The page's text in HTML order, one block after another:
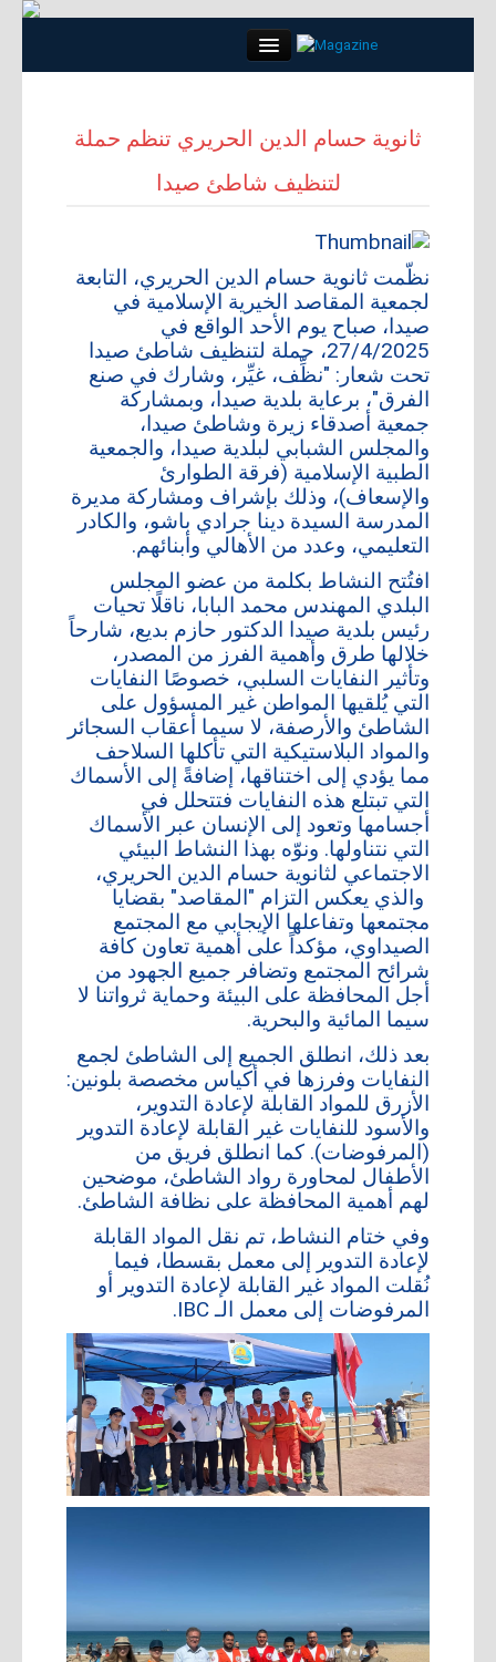
مواضيع
لقاء
مجتمع
أعلن معنا
أرشيف
ثانوية حسام الدين الحريري تنظم حملة
لتنظيف شاطئ صيدا
نظّمت ثانوية حسام الدين الحريري، التابعة
لجمعية المقاصد الخيرية الإسلامية في
صيدا، صباح يوم الأحد الواقع في
27/4/2025، حملة لتنظيف شاطئ صيدا
تحت شعار: "نظِّف، غيِّر، وشارك في صنع
الفرق"، برعاية بلدية صيدا، وبمشاركة
جمعية أصدقاء زيرة وشاطئ صيدا،
والمجلس الشبابي لبلدية صيدا، والجمعية
الطبية الإسلامية (فرقة الطوارئ
والإسعاف)، وذلك بإشراف ومشاركة مديرة
المدرسة السيدة دينا جرادي باشو، والكادر
التعليمي، وعدد من الأهالي وأبنائهم.
افتُتح النشاط بكلمة من عضو المجلس
البلدي المهندس محمد البابا، ناقلًا تحيات
رئيس بلدية صيدا الدكتور حازم بديع، شارحاً
خلالها طرق وأهمية الفرز من المصدر،
وتأثير النفايات السلبي، خصوصًا النفايات
التي يُلقيها المواطن غير المسؤول على
الشاطئ والأرصفة، لا سيما أعقاب السجائر
والمواد البلاستيكية التي تأكلها السلاحف
مما يؤدي إلى اختناقها، إضافةً إلى الأسماك
التي تبتلع هذه النفايات فتتحلل في
أجسامها وتعود إلى الإنسان عبر الأسماك
التي نتناولها. ونوّه بهذا النشاط البيئي
الاجتماعي لثانوية حسام الدين الحريري،
والذي يعكس التزام "المقاصد" بقضايا
مجتمعها وتفاعلها الإيجابي مع المجتمع
الصيداوي، مؤكداً على أهمية تعاون كافة
شرائح المجتمع وتضافر جميع الجهود من
أجل المحافظة على البيئة وحماية ثرواتنا لا
سيما المائية والبحرية.
بعد ذلك، انطلق الجميع إلى الشاطئ لجمع
النفايات وفرزها في أكياس مخصصة بلونين:
الأزرق للمواد القابلة لإعادة التدوير،
والأسود للنفايات غير القابلة لإعادة التدوير
(المرفوضات). كما انطلق فريق من
الأطفال لمحاورة رواد الشاطئ، موضحين
لهم أهمية المحافظة على نظافة الشاطئ.
وفي ختام النشاط، تم نقل المواد القابلة
لإعادة التدوير إلى معمل بقسطا، فيما
نُقلت المواد غير القابلة لإعادة التدوير أو
المرفوضات إلى معمل الـ IBC.